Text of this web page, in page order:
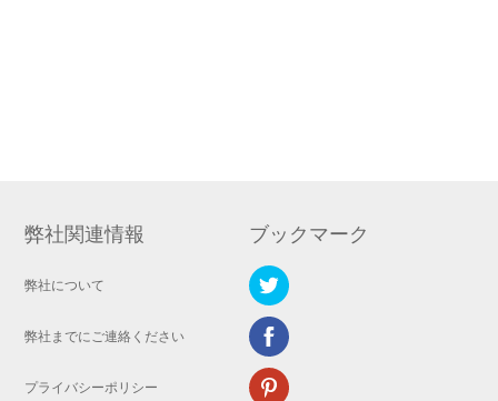
弊社関連情報
弊社について
弊社までにご連絡ください
プライバシーポリシー
ブックマーク